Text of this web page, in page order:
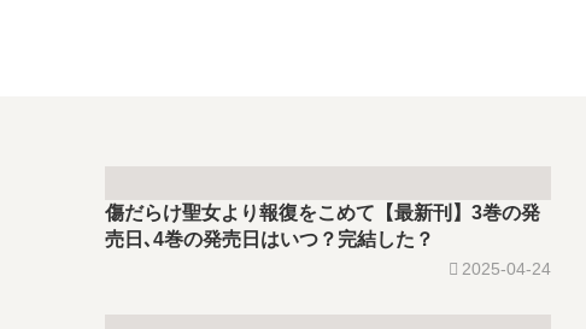
傷だらけ聖女より報復をこめて【最新刊】3巻の発
売日､4巻の発売日はいつ？完結した？
2025-04-24